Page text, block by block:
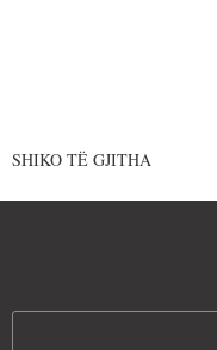
SHIKO TË GJITHA